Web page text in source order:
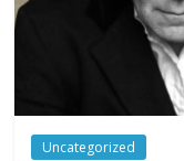
Uncategorized